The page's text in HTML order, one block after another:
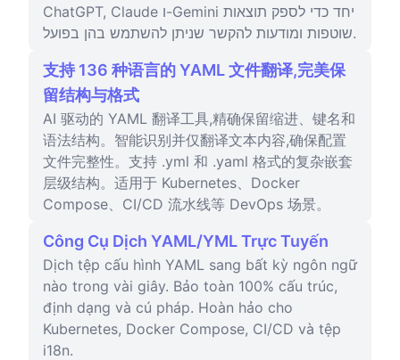
ChatGPT, Claude ו-Gemini יחד כדי לספק תוצאות
שוטפות ומודעות להקשר שניתן להשתמש בהן בפועל.
支持 136 种语言的 YAML 文件翻译,完美保
留结构与格式
AI 驱动的 YAML 翻译工具,精确保留缩进、键名和
语法结构。智能识别并仅翻译文本内容,确保配置
文件完整性。支持 .yml 和 .yaml 格式的复杂嵌套
层级结构。适用于 Kubernetes、Docker
Compose、CI/CD 流水线等 DevOps 场景。
Công Cụ Dịch YAML/YML Trực Tuyến
Dịch tệp cấu hình YAML sang bất kỳ ngôn ngữ
nào trong vài giây. Bảo toàn 100% cấu trúc,
định dạng và cú pháp. Hoàn hảo cho
Kubernetes, Docker Compose, CI/CD và tệp
i18n.